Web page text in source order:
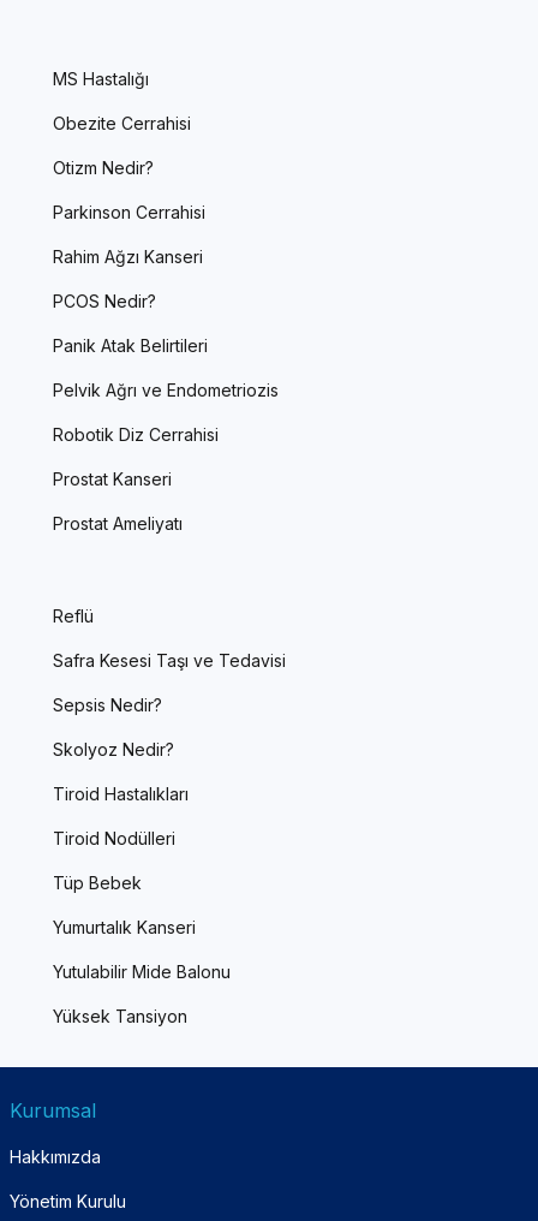
MS Hastalığı
Obezite Cerrahisi
Otizm Nedir?
Parkinson Cerrahisi
Rahim Ağzı Kanseri
PCOS Nedir?
Panik Atak Belirtileri
Pelvik Ağrı ve Endometriozis
Robotik Diz Cerrahisi
Prostat Kanseri
Prostat Ameliyatı
Reflü
Safra Kesesi Taşı ve Tedavisi
Sepsis Nedir?
Skolyoz Nedir?
Tiroid Hastalıkları
Tiroid Nodülleri
Tüp Bebek
Yumurtalık Kanseri
Yutulabilir Mide Balonu
Yüksek Tansiyon
Kurumsal
Hakkımızda
Yönetim Kurulu